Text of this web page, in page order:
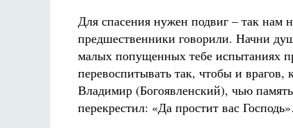
Для спасения нужен подвиг – так нам
предшественники говорили. Начни
малых попущенных тебе испытаниях
перевоспитывать так, чтобы и
Владимир (Богоявленский), чью
перекрестил: «Да простит вас